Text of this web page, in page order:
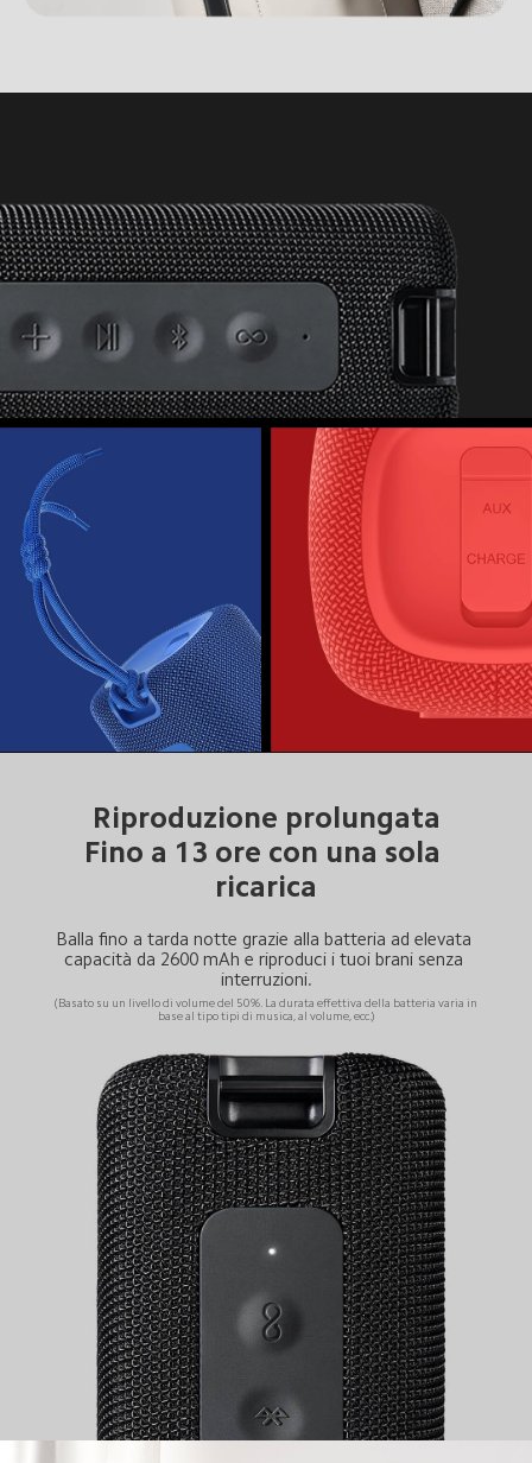
Riproduzione prolungata
Fino a 13 ore con una sola
ricarica
Balla fino a tarda notte grazie alla batteria ad elevata
capacità da 2600 mAh e riproduci i tuoi brani senza
interruzioni.
(Basato su un livello di volume del 50%. La durata effettiva della batteria varia in
base al tipo tipi di musica, al volume, ecc.)